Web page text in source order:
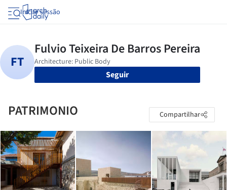
Iniciar sessão
Seguir
PATRIMONIO Compartilhar